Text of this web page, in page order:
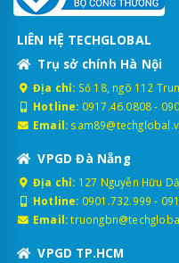
LIÊN HỆ TECHGLOBAL
Trụ sở chính Hà Nội
Địa chỉ: Số 18, ngõ 112
Hotline: 0917.46.0808-
Email:
VPGD Đà Nẵng
Địa chỉ: 127 Nguyễn Hữu
Hotline: 0901.732.999 -
Email:
VPGD TP.HCM